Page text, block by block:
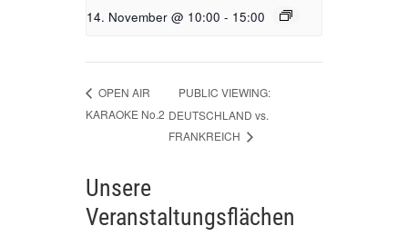
14. November @ 10:00 - 15:00
OPEN AIR
KARAOKE No.2
PUBLIC VIEWING:
DEUTSCHLAND vs.
FRANKREICH
Unsere
Veranstaltungsflächen